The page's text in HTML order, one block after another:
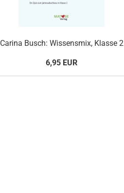
Carina Busch: Wissensmix, Klasse 2
6,95 EUR